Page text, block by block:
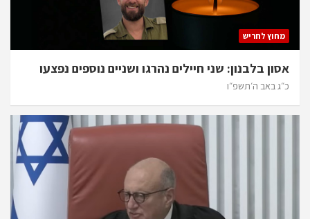
מחוץ לחריש
אסון בלבנון: שני חיילים נהרגו ושניים נוספים נפצעו
כ״ג באב ה׳תשפ״ו